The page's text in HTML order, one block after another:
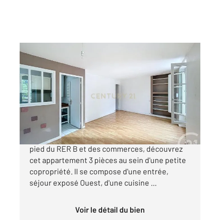
BOURG LA REINE 92
66,82 m
2, 3 pièces
Ref : 11814
Appartement à vendre
259 000 €
Dans le quartier de la Faïencerie, à 12 minutes à
pied du RER B et des commerces, découvrez
cet appartement 3 pièces au sein d'une petite
copropriété. Il se compose d'une entrée,
séjour exposé Ouest, d'une cuisine ...
Voir le détail du bien